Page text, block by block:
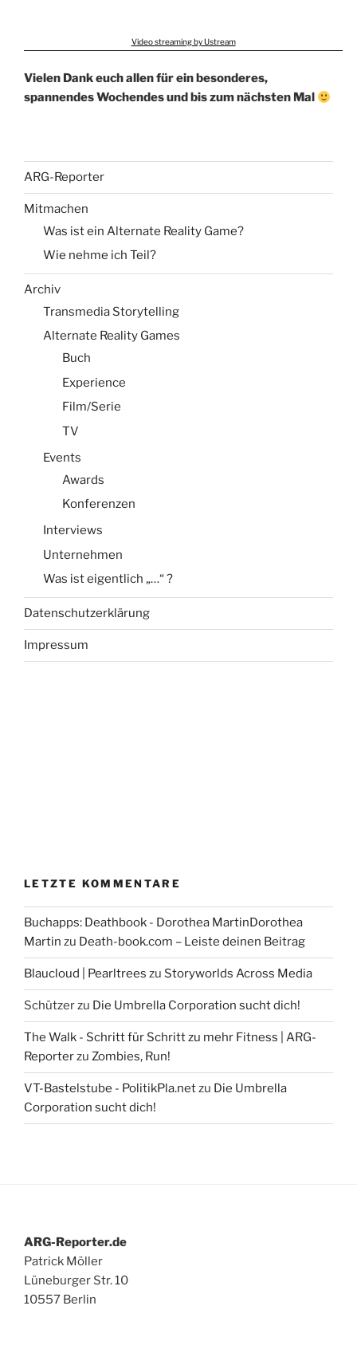
Video streaming by Ustream
Vielen Dank euch allen für ein besonderes,
spannendes Wochendes und bis zum nächsten Mal
ARG-Reporter
Mitmachen
Was ist ein Alternate Reality Game?
Wie nehme ich Teil?
Archiv
Transmedia Storytelling
Alternate Reality Games
Buch
Experience
Film/Serie
TV
Events
Awards
Konferenzen
Interviews
Unternehmen
Was ist eigentlich „…“ ?
Datenschutzerklärung
Impressum
LETZTE KOMMENTARE
Buchapps: Deathbook - Dorothea MartinDorothea
Martin zu Death-book.com – Leiste deinen Beitrag
Blaucloud | Pearltrees zu Storyworlds Across Media
Schützerzu Die Umbrella Corporation sucht dich!
The Walk - Schritt für Schritt zu mehr Fitness | ARG-
Reporterzu Zombies, Run!
VT-Bastelstube - PolitikPla.netzu Die Umbrella
Corporation sucht dich!
ARG-Reporter.de
Patrick Möller
Lüneburger Str. 10
10557 Berlin